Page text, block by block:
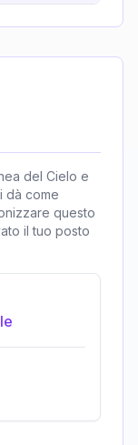
del Cielo e
dà come
questo
il tuo posto